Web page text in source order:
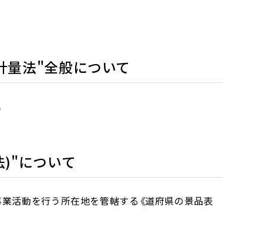
法"全般について
)"について
活動を行う所在地を管轄する《道府県の景品表